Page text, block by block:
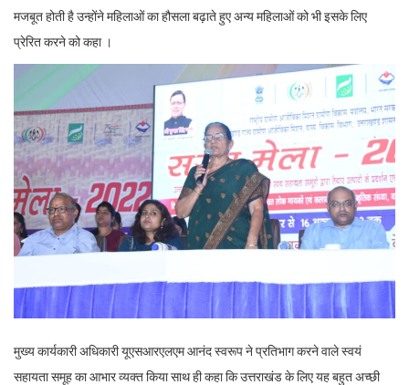
मजबूत होती है उन्होंने महिलाओं का हौसला बढ़ाते हुए अन्य महिलाओं को भी इसके लिए
प्रेरित करने को कहा ।
मुख्य कार्यकारी अधिकारी यूएसआरएलएम आनंद स्वरूप ने प्रतिभाग करने वाले स्वयं
सहायता समूह का आभार व्यक्त किया साथ ही कहा कि उत्तराखंड के लिए यह बहुत अच्छी